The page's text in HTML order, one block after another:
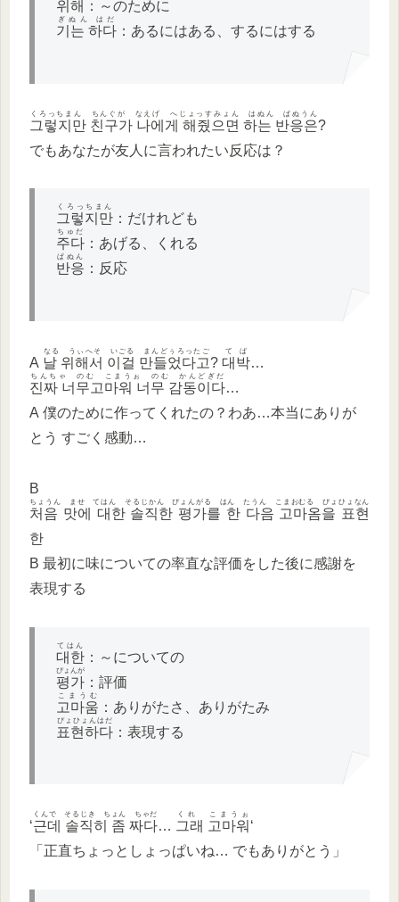
위해 ：～のために
기는 하다
ぎぬん はだ
：あるにはある、するにはする
그렇지만 친구가 나에게 해줬으면 하는 반응은
くろっちまん ちんぐが なえげ へじょっすみょん はぬん ぱぬうん
?
でもあなたが友人に言われたい反応は？
그렇지만
くろっちまん
：だけれども
주다
ちゅだ
：あげる、くれる
반응
ぱぬん
：反応
A 날 위해서 이걸 만들었다고
なる うぃへそ いごる まんどぅろったご
? 대박
てば
…
진짜 너무고마워 너무 감동이다
ちんちゃ のむ こまうぉ のむ かんどぎだ
…
A 僕のために作ってくれたの？わあ…本当にありが
とう すごく感動…
B
처음 맛에 대한 솔직한 평가를 한 다음 고마옴을 표현
한
ちょうん ませ てはん そるじかん ぴょんがる はん たうん こまおむる ぴょひょなん
B 最初に味についての率直な評価をした後に感謝を
表現する
대한
てはん
：～についての
평가
ぴょんが
：評価
고마움
こまうむ
：ありがたさ、ありがたみ
표현하다
ぴょひょんはだ
：表現する
‘근데 솔직히 좀 짜다
くんで そるじき ちょん ちゃだ
… 그래 고마워
くれ こまうぉ
‘
「正直ちょっとしょっぱいね… でもありがとう」